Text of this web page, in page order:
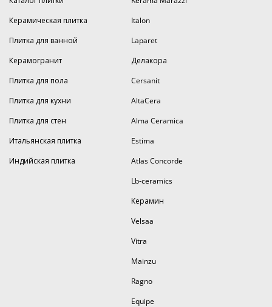
Керамическая плитка
Плитка для ванной
Керамогранит
Плитка для пола
Плитка для кухни
Плитка для стен
Итальянская плитка
Индийская плитка
Italon
Laparet
Делакора
Cersanit
AltaCera
Alma Ceramica
Estima
Atlas Concorde
Lb-ceramics
Керамин
Velsaa
Vitra
Mainzu
Ragno
Equipe